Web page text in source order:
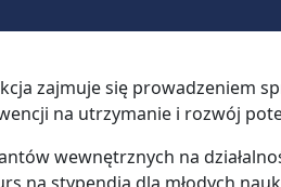
zajmuje się prowadzeniem
na utrzymanie i rozwój
wewnętrznych na